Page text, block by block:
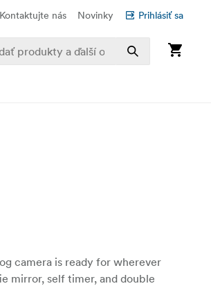
Kontaktujte nás Novinky Prihlásiť sa
camera is ready for wherever
mirror, self timer, and double